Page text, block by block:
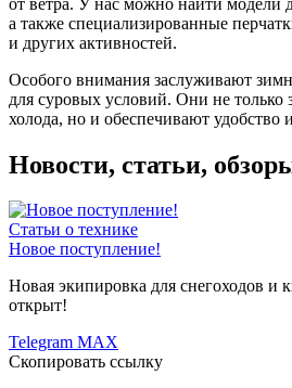
а также специализированные
и других активностей.
Особого внимания заслуживают
для суровых условий. Они не
холода, но и обеспечивают удобство
Новости, статьи,
Статьи о технике
Новое поступление!
Новая экипировка для снегоходов и
открыт!
Telegram MAX
Скопировать ссылку